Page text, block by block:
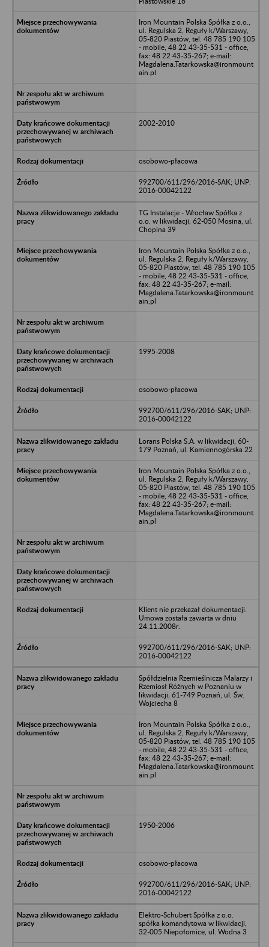
Iron Mountain Polska Spółka z o.o.,
ul. Regulska 2, Reguły k/Warszawy,
05-820 Piastów, tel. 48 785 190 105
- mobile, 48 22 43-35-531 - office,
fax: 48 22 43-35-267; e-mail:
Magdalena.Tatarkowska@ironmount
ain.pl
2002-2010
osobowo-płacowa
992700/611/296/2016-SAK; UNP:
2016-00042122
TG Instalacje - Wrocław Spółka z
o.o. w likwidacji, 62-050 Mosina, ul.
Chopina 39
Iron Mountain Polska Spółka z o.o.,
ul. Regulska 2, Reguły k/Warszawy,
05-820 Piastów, tel. 48 785 190 105
- mobile, 48 22 43-35-531 - office,
fax: 48 22 43-35-267; e-mail:
Magdalena.Tatarkowska@ironmount
ain.pl
1995-2008
osobowo-płacowa
992700/611/296/2016-SAK; UNP:
2016-00042122
Lorans Polska S.A. w likwidacji, 60-
179 Poznań, ul. Kamiennogórska 22
Iron Mountain Polska Spółka z o.o.,
ul. Regulska 2, Reguły k/Warszawy,
05-820 Piastów, tel. 48 785 190 105
- mobile, 48 22 43-35-531 - office,
fax: 48 22 43-35-267; e-mail:
Magdalena.Tatarkowska@ironmount
ain.pl
Klient nie przekazał dokumentacji.
Umowa została zawarta w dniu
24.11.2008r.
992700/611/296/2016-SAK; UNP:
2016-00042122
Spółdzielnia Rzemieślnicza Malarzy i
Rzemiosł Różnych w Poznaniu w
likwidacji, 61-749 Poznań, ul. Św.
Wojciecha 8
Iron Mountain Polska Spółka z o.o.,
ul. Regulska 2, Reguły k/Warszawy,
05-820 Piastów, tel. 48 785 190 105
- mobile, 48 22 43-35-531 - office,
fax: 48 22 43-35-267; e-mail:
Magdalena.Tatarkowska@ironmount
ain.pl
1950-2006
osobowo-płacowa
992700/611/296/2016-SAK; UNP:
2016-00042122
Elektro-Schubert Spółka z o.o.
spółka komandytowa w likwidacji,
32-005 Niepołomice, ul. Wodna 3